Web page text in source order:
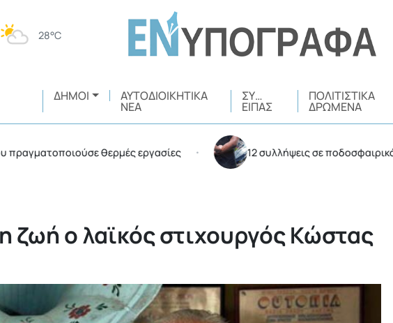
28°C
ΔΉΜΟΙ ΑΥΤΟΔΙΟΙΚΗΤΙΚΆ
ΝΈΑ
ΣΥ…
ΕΊΠΑΣ
ΠΟΛΙΤΙΣΤΙΚΆ
ΔΡΏΜΕΝΑ
θερμές εργασίες • 12 συλλήψεις σε ποδοσφαιρικό
ζωή ο λαϊκός στιχουργός Κώστας